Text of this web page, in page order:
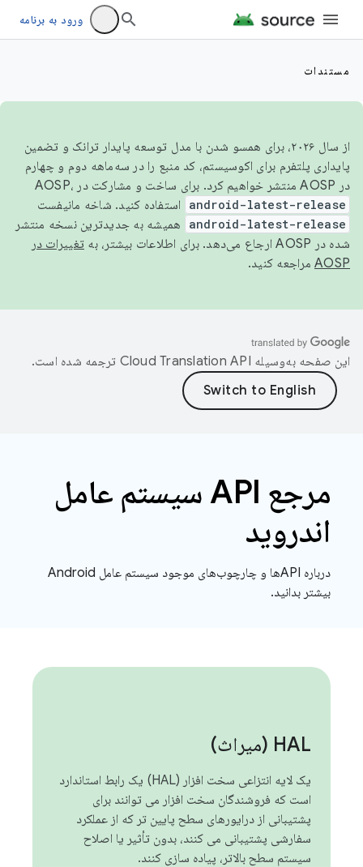
ورود به برنامه
مستندات
از سال ۲۰۲۶، برای همسو شدن با مدل توسعه پایدار ترانک و تضمین
پایداری پلتفرم برای اکوسیستم، کد منبع را در سه‌ماهه دوم و چهارم
در AOSP منتشر خواهیم کرد. برای ساخت و مشارکت در AOSP،
android-latest-release استفاده کنید. شاخه مانیفست
android-latest-release
همیشه به جدیدترین نسخه منتشر
شده در AOSP ارجاع می‌دهد. برای اطلاعات بیشتر، به
تغییرات در
AOSP مراجعه کنید.
این صفحه به‌وسیله ترجمه شده است.
مرجع API سیستم عامل
اندروید
درباره APIها و چارچوب‌های موجود سیستم عامل Android
بیشتر بدانید.
HAL (میراث)
یک لایه انتزاعی سخت افزار (HAL) یک رابط استاندارد
است که فروشندگان سخت افزار می توانند برای
پشتیبانی از درایورهای سطح پایین تر که از عملکرد
سفارشی پشتیبانی می کنند، بدون تأثیر یا اصلاح
سیستم سطح بالاتر، پیاده سازی کنند.